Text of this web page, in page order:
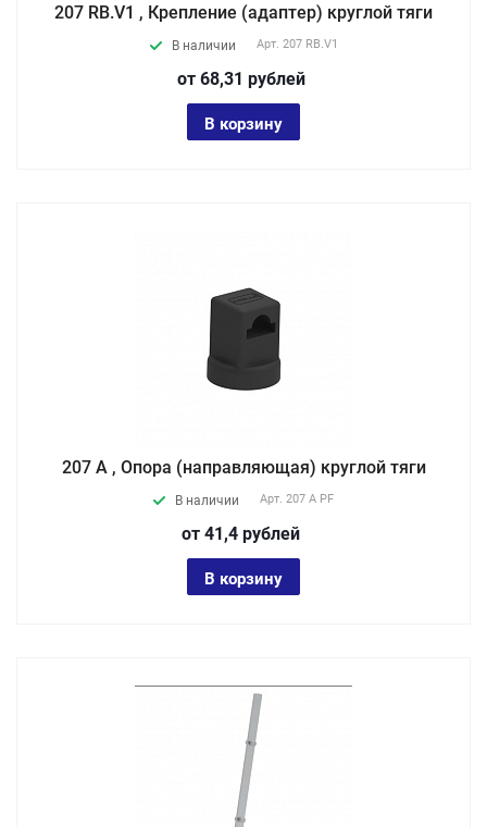
207 RB.V1 , Крепление (адаптер) круглой тяги
В наличии Арт. 207 RB.V1
от 68,31 рублей
В корзину
207 A , Опора (направляющая) круглой тяги
В наличии Арт. 207 A PF
от 41,4 рублей
В корзину